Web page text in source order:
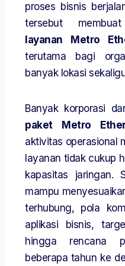
proses bisnis
tersebut
layanan Metro
terutama bagi
banyak lokasi
Banyak korporasi
paket Metro
aktivitas operasional
layanan tidak cukup
kapasitas jaringan.
mampu
terhubung, pola
aplikasi bisnis,
hingga rencana
beberapa tahun ke